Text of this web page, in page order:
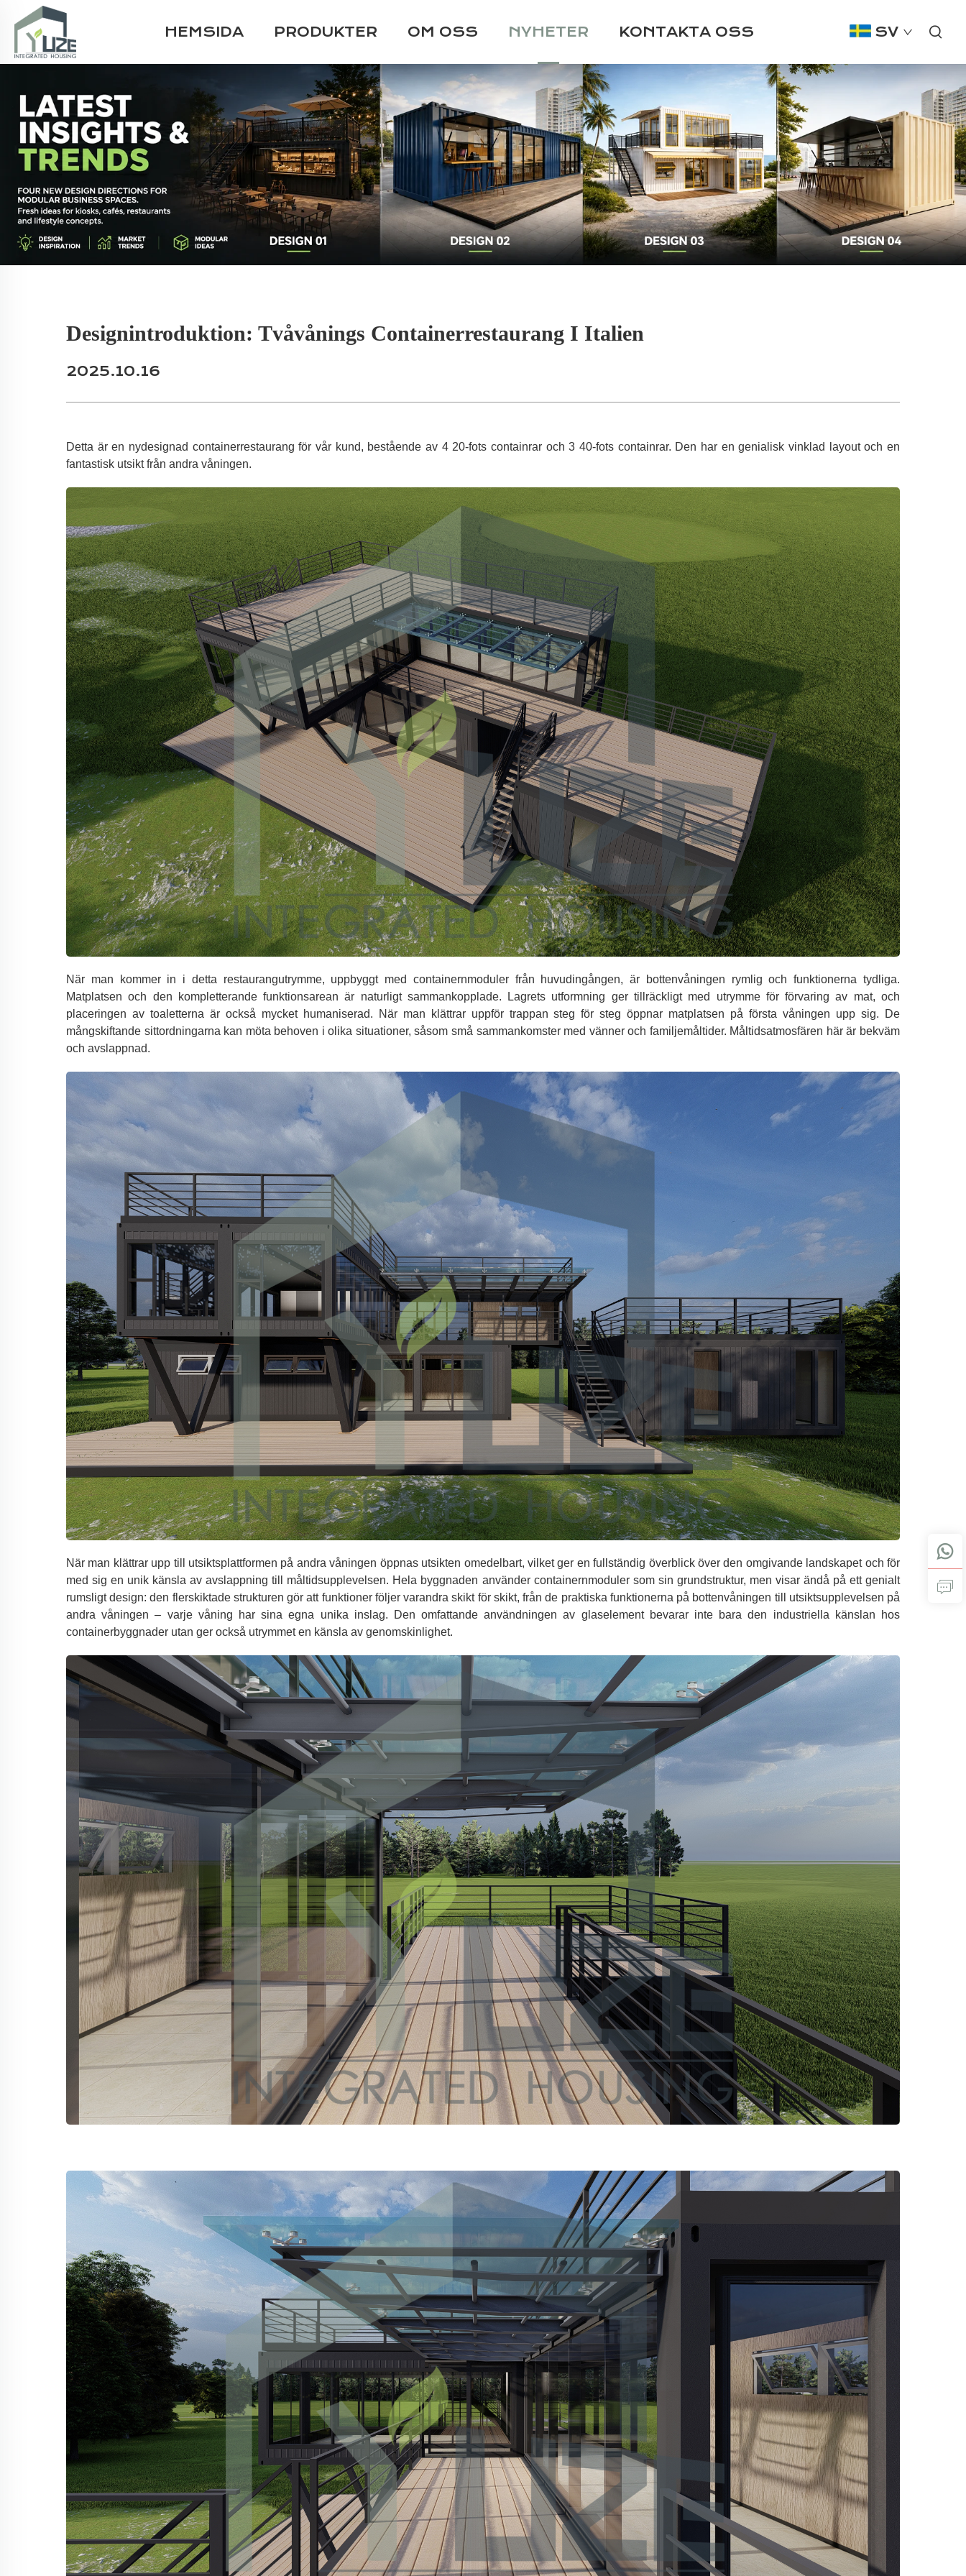
HEMSIDA PRODUKTER OM OSS NYHETER KONTAKTA OSS SV
Designintroduktion: Tvåvånings Containerrestaurang I Italien
2025.10.16
Detta är en nydesignad containerrestaurang för vår kund, bestående av 4 20-fots containrar och 3 40-fots containrar. Den har en genialisk vinklad layout och en
fantastisk utsikt från andra våningen.
När man kommer in i detta restaurangutrymme, uppbyggt med containernmoduler från huvudingången, är bottenvåningen rymlig och funktionerna tydliga.
Matplatsen och den kompletterande funktionsarean är naturligt sammankopplade. Lagrets utformning ger tillräckligt med utrymme för förvaring av mat, och
placeringen av toaletterna är också mycket humaniserad. När man klättrar uppför trappan steg för steg öppnar matplatsen på första våningen upp sig. De
mångskiftande sittordningarna kan möta behoven i olika situationer, såsom små sammankomster med vänner och familjemåltider. Måltidsatmosfären här är bekväm
och avslappnad.
När man klättrar upp till utsiktsplattformen på andra våningen öppnas utsikten omedelbart, vilket ger en fullständig överblick över den omgivande landskapet och för
med sig en unik känsla av avslappning till måltidsupplevelsen. Hela byggnaden använder containernmoduler som sin grundstruktur, men visar ändå på ett genialt
rumsligt design: den flerskiktade strukturen gör att funktioner följer varandra skikt för skikt, från de praktiska funktionerna på bottenvåningen till utsiktsupplevelsen på
andra våningen – varje våning har sina egna unika inslag. Den omfattande användningen av glaselement bevarar inte bara den industriella känslan hos
containerbyggnader utan ger också utrymmet en känsla av genomskinlighet.